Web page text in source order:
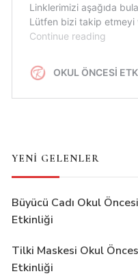
YENİ GELENLER
Büyücü Cadı Okul
Etkinliği
Tilki Maskesi Okul
Etkinliği